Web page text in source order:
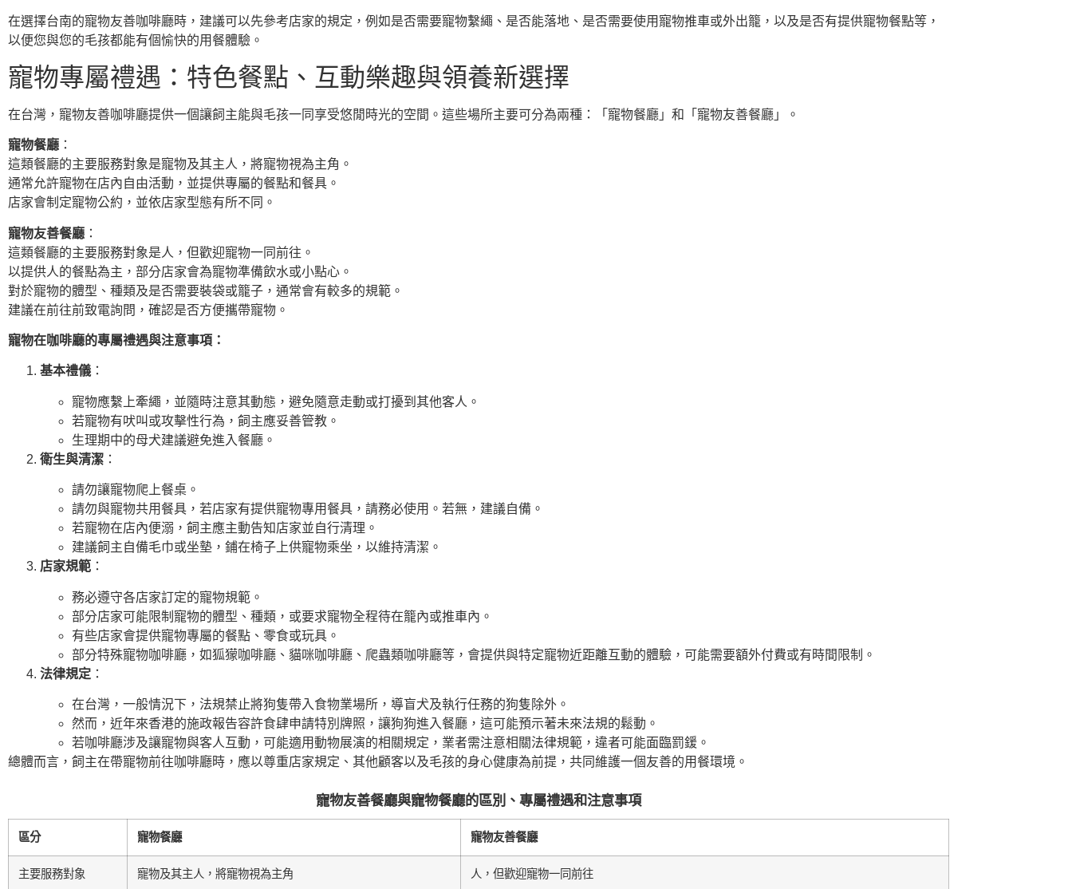
在選擇台南的寵物友善咖啡廳時，建議可以先參考店家的規定，例如是否需要寵物繫繩、是否能落地、是否需要使用寵物推車或外出籠，以及是否有提供寵物餐點等，
以便您與您的毛孩都能有個愉快的用餐體驗。
寵物專屬禮遇：特色餐點、互動樂趣與領養新選擇
在台灣，寵物友善咖啡廳提供一個讓飼主能與毛孩一同享受悠閒時光的空間。這些場所主要可分為兩種：「寵物餐廳」和「寵物友善餐廳」。
寵物餐廳 ：
這類餐廳的主要服務對象是寵物及其主人，將寵物視為主角。
通常允許寵物在店內自由活動，並提供專屬的餐點和餐具。
店家會制定寵物公約，並依店家型態有所不同。
寵物友善餐廳 ：
這類餐廳的主要服務對象是人，但歡迎寵物一同前往。
以提供人的餐點為主，部分店家會為寵物準備飲水或小點心。
對於寵物的體型、種類及是否需要裝袋或籠子，通常會有較多的規範。
建議在前往前致電詢問，確認是否方便攜帶寵物。
寵物在咖啡廳的專屬禮遇與注意事項：
基本禮儀：
寵物應繫上牽繩，並隨時注意其動態，避免隨意走動或打擾到其他客人。
若寵物有吠叫或攻擊性行為，飼主應妥善管教。
生理期中的母犬建議避免進入餐廳。
衛生與清潔 ：
請勿讓寵物爬上餐桌。
請勿與寵物共用餐具，若店家有提供寵物專用餐具，請務必使用。若無，建議自備。
若寵物在店內便溺，飼主應主動告知店家並自行清理。
建議飼主自備毛巾或坐墊，鋪在椅子上供寵物乘坐，以維持清潔。
店家規範 ：
務必遵守各店家訂定的寵物規範。
部分店家可能限制寵物的體型、種類，或要求寵物全程待在籠內或推車內。
有些店家會提供寵物專屬的餐點、零食或玩具。
部分特殊寵物咖啡廳，如狐獴咖啡廳、貓咪咖啡廳、爬蟲類咖啡廳等，會提供與特定寵物近距離互動的體驗，可能需要額外付費或有時間限制。
法律規定 ：
在台灣，一般情況下，法規禁止將狗隻帶入食物業場所，導盲犬及執行任務的狗隻除外。
然而，近年來香港的施政報告容許食肆申請特別牌照，讓狗狗進入餐廳，這可能預示著未來法規的鬆動。
若咖啡廳涉及讓寵物與客人互動，可能適用動物展演的相關規定，業者需注意相關法律規範，違者可能面臨罰鍰。
總體而言，飼主在帶寵物前往咖啡廳時，應以尊重店家規定、其他顧客以及毛孩的身心健康為前提，共同維護一個友善的用餐環境。
寵物友善餐廳與寵物餐廳的區別、專屬禮遇和注意事項
區分 寵物餐廳 寵物友善餐廳
主要服務對象 寵物及其主人，將寵物視為主角 人，但歡迎寵物一同前往